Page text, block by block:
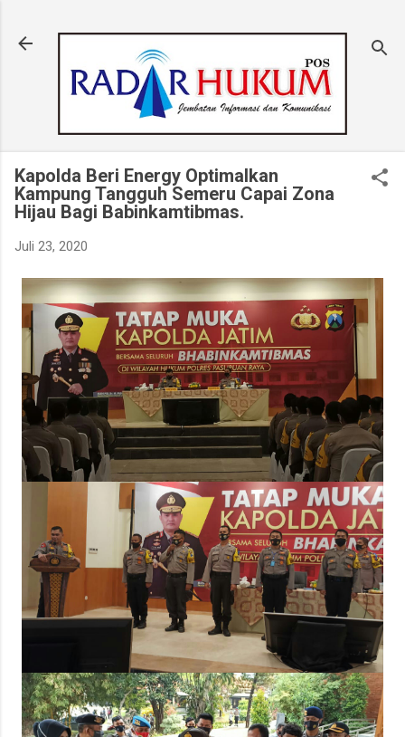
Kapolda Beri Energy Optimalkan
Kampung Tangguh Semeru Capai Zona
Hijau Bagi Babinkamtibmas.
Juli 23, 2020